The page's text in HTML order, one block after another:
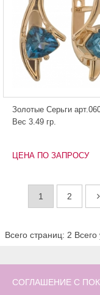
Золотые Серьги
Вес 3.49 гр.
ЦЕНА ПО ЗАПРОСУ
1 2
Всего страниц: 2
СОГЛАШЕНИЕ С